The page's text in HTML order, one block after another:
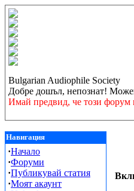
Bulgarian Audiophile Society
Добре дошъл, непознат!
Имай предвид, че този форум
Навигация
·Начало
·Форуми
·Публикувай статия
·Моят акаунт